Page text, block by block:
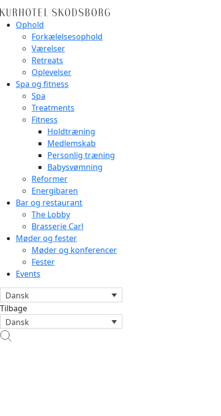
Ophold
Forkælelsesophold
Værelser
Retreats
Oplevelser
Spa og fitness
Spa
Treatments
Fitness
Holdtræning
Medlemskab
Personlig træning
Babysvømning
Reformer
Energibaren
Bar og restaurant
The Lobby
Brasserie Carl
Møder og fester
Møder og konferencer
Fester
Events
Dansk
Tilbage
Dansk